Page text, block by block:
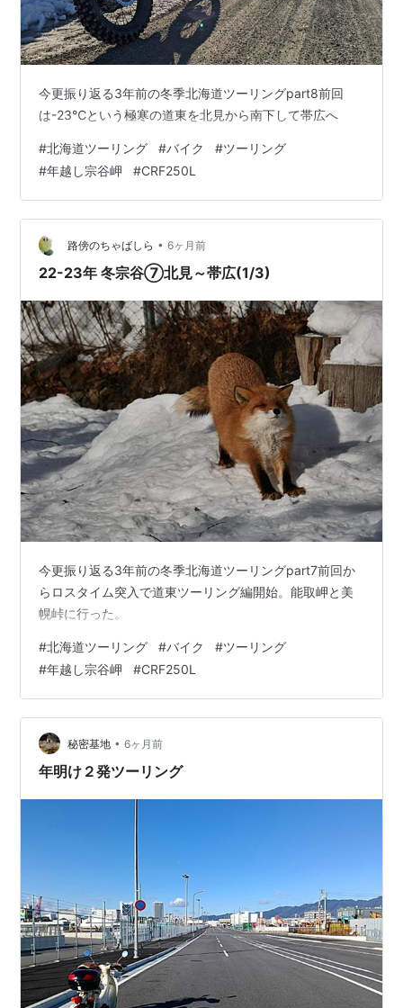
今更振り返る3年前の冬季北海道ツーリングpart8前回
は-23℃という極寒の道東を北見から南下して帯広へ
#北海道ツーリング #バイク #ツーリング
#年越し宗谷岬 #CRF250L
路傍のちゃばしら • 6ヶ月前
22-23年 冬宗谷⑦北見～帯広(1/3)
今更振り返る3年前の冬季北海道ツーリングpart7前回か
らロスタイム突入で道東ツーリング編開始。能取岬と美
幌峠に行った。
#北海道ツーリング #バイク #ツーリング
#年越し宗谷岬 #CRF250L
秘密基地 • 6ヶ月前
年明け２発ツーリング